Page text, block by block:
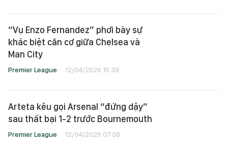
“Vụ Enzo Fernandez” phơi bày sự
khác biệt căn cơ giữa Chelsea và
Man City
Premier League 12/04/2026 15:39
Arteta kêu gọi Arsenal “đứng dậy”
sau thất bại 1-2 trước Bournemouth
Premier League 12/04/2026 07:08